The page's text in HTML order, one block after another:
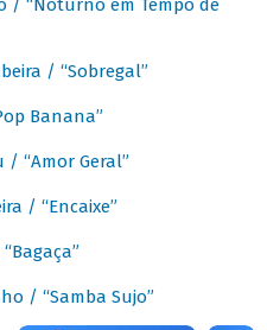
/ “Noturno em Tempo de
/ “Sobregal”
Banana”
“Amor Geral”
/ “Encaixe”
/ “Samba Sujo”